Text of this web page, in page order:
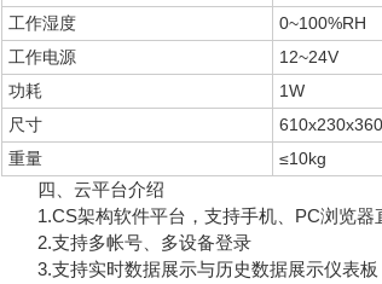
工作湿度
0~100%RH
工作电源
12~24V
功耗
1W
尺寸
重量
≤10kg
四、云平台介绍
1.CS架构软件平台，支持手机、PC浏览器
2.支持多帐号、多设备登录
3.支持实时数据展示与历史数据展示仪表板